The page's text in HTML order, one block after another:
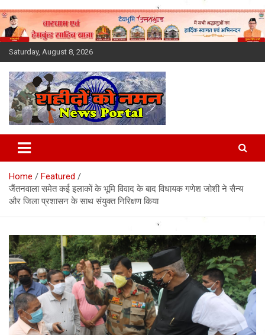
Skip
to
content
Saturday, August 8, 2026
Latest News Today, Breaking
News, Uttarakhand News in
Hindi
Home
Featured
जैंतनवाला समेत कई इलाकों के भूमि विवाद के बाद विधायक गणेश जोशी ने सैन्य
और जिला प्रशासन के साथ संयुक्त निरिक्षण किया